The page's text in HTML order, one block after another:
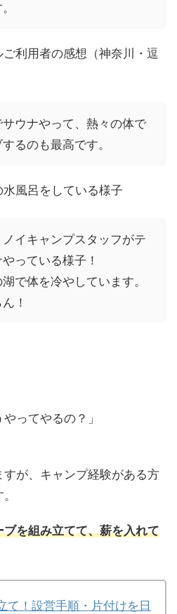
サウナやって、熱々の体で
るのも最高です。
ノイキャンプスタッフがテ
っている様子！
で体を冷やしています。
！
ってやるの？」
が、キャンプ経験がある方
を組み立てて、薪を入れて
て！設営手順・片付けを日